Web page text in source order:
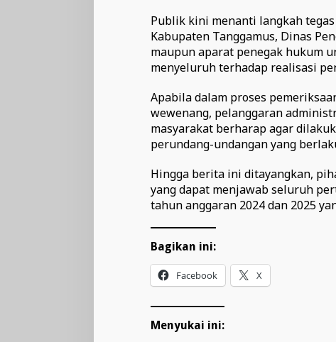
Publik kini menanti langkah
Kabupaten Tanggamus, Dinas
maupun aparat penegak hukum
menyeluruh terhadap realisasi
Apabila dalam proses
wewenang, pelanggaran
masyarakat berharap agar
perundang-undangan yang
Hingga berita ini ditayangkan,
yang dapat menjawab seluruh
tahun anggaran 2024 dan 2025
Bagikan ini:
Facebook X
Menyukai ini: